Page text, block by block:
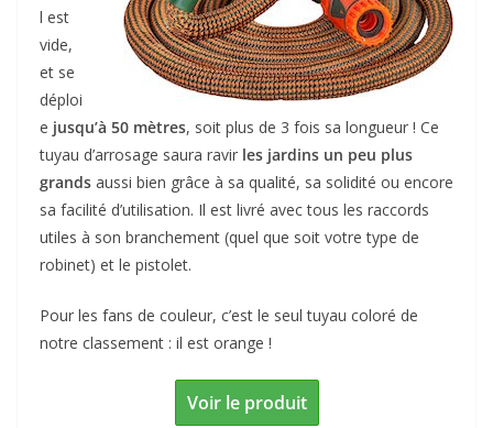
l est
vide,
et se
déploi
e jusqu’à 50 mètres, soit plus de 3 fois sa longueur ! Ce
tuyau d’arrosage saura ravir les jardins un peu plus
grands aussi bien grâce à sa qualité, sa solidité ou encore
sa facilité d’utilisation. Il est livré avec tous les raccords
utiles à son branchement (quel que soit votre type de
robinet) et le pistolet.
Pour les fans de couleur, c’est le seul tuyau coloré de
notre classement : il est orange !
Voir le produit